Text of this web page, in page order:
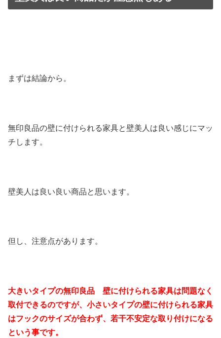
まずは結論から。
無印良品の壁に付けられる家具と壁美人は良い感じにマッ
チします。
壁美人は良い良い商品と思います。
但し、注意点があります。
大きいタイプの無印良品 壁に付けられる家具は問題なく
取付できるのですが、小さいタイプの壁に付けられる家具
はフックのサイズが合わず、若干不安定な取り付けになる
という事です。